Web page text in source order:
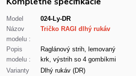
Model
024-Ly-DR
Názov
modelu :
Tričko RAGI dlhý rukáv
Popis
modelu :
Raglánový strih, lemovaný
krk, výstrih so 4 gombíkmi
Varianty
Dlhý rukáv (DR)